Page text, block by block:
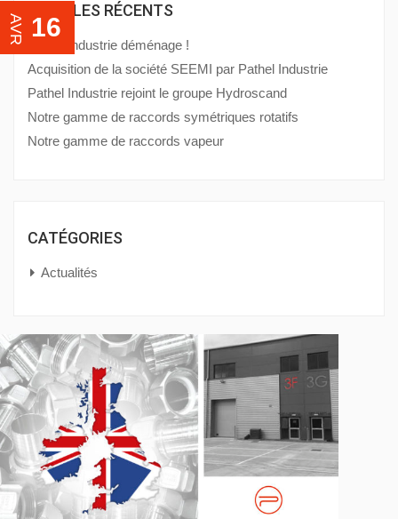
ARTICLES RÉCENTS
Pathel Industrie déménage !
Acquisition de la société SEEMI par Pathel Industrie
Pathel Industrie rejoint le groupe Hydroscand
Notre gamme de raccords symétriques rotatifs
Notre gamme de raccords vapeur
CATÉGORIES
Actualités
16
AVR